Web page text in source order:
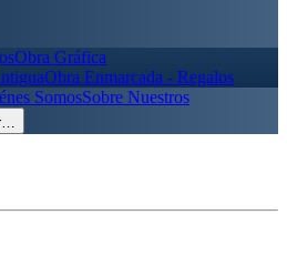
Obra Gráfica
Obra Enmarcada - Regalos
SomosSobre Nuestros
…